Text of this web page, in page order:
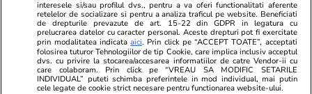
Cum se face cafeaua la presa
franceză – cum funcționează și
care sunt avantajele
interesele si/sau profilul dvs., pentru a va oferi functionalitati aferente
retelelor de socializare si pentru a analiza traficul pe website. Beneficiati
de drepturile prevazute de art. 15-22 din GDPR in legatura cu
prelucrarea datelor cu caracter personal. Aceste drepturi pot fi exercitate
prin modalitatea indicataaici. Prin click pe “ACCEPT TOATE”, acceptati
folosirea tuturor Tehnologiilor de tip Cookie, care implica inclusiv acceptul
dvs. cu privire la stocarea/accesarea informatiilor de catre Vendor-ii cu
care colaboram. Prin click pe “VREAU SA MODIFIC SETARILE
INDIVIDUAL” puteti schimba preferintele in mod individual, mai putin
cele legate de cookie strict necesare pentru functionarea website-ului.